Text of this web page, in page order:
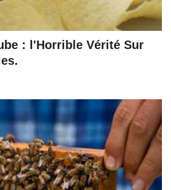
: l'Horrible Vérité Sur